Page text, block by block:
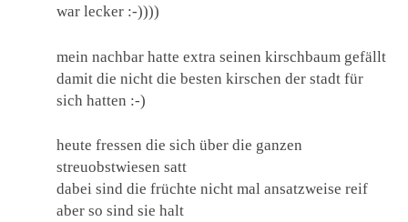
war lecker :-))))
mein nachbar hatte extra seinen kirschbaum gefällt
damit die nicht die besten kirschen der stadt für
sich hatten :-)
heute fressen die sich über die ganzen
streuobstwiesen satt
dabei sind die früchte nicht mal ansatzweise reif
aber so sind sie halt